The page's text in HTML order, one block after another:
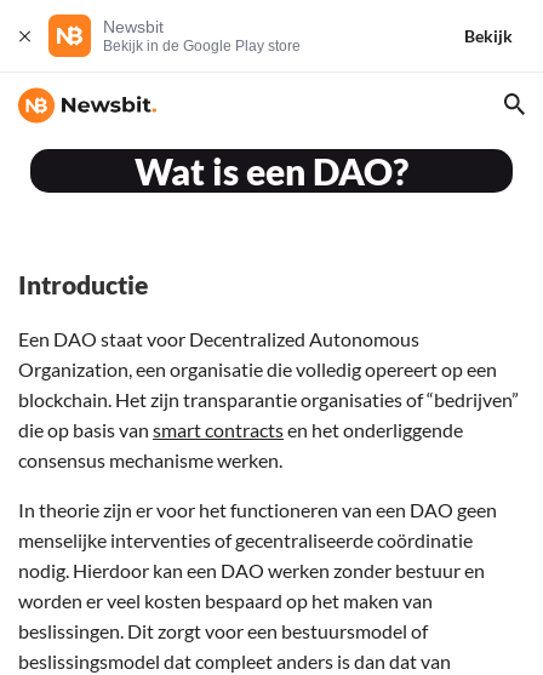
Newsbit
Bekijk in de Google Play store
Bekijk
Wat is een DAO?
Introductie
Een DAO staat voor Decentralized Autonomous
Organization, een organisatie die volledig opereert op een
blockchain. Het zijn transparantie organisaties of “bedrijven”
die op basis van smart contractsen het onderliggende
consensus mechanisme werken.
In theorie zijn er voor het functioneren van een DAO geen
menselijke interventies of gecentraliseerde coördinatie
nodig. Hierdoor kan een DAO werken zonder bestuur en
worden er veel kosten bespaard op het maken van
beslissingen. Dit zorgt voor een bestuursmodel of
beslissingsmodel dat compleet anders is dan dat van